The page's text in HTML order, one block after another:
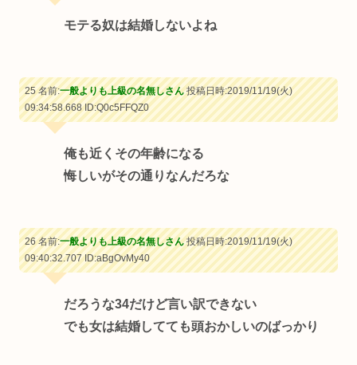
モテる奴は結婚しないよね
25 名前:一般よりも上級の名無しさん投稿日時:2019/11/19(火)
09:34:58.668ID:Q0c5FFQZ0
俺も近くその年齢になる
悔しいがその通りなんだろな
26 名前:一般よりも上級の名無しさん投稿日時:2019/11/19(火)
09:40:32.707ID:aBgOvMy40
だろうな34だけど言い訳できない
でも女は結婚してても頭おかしいのばっかり